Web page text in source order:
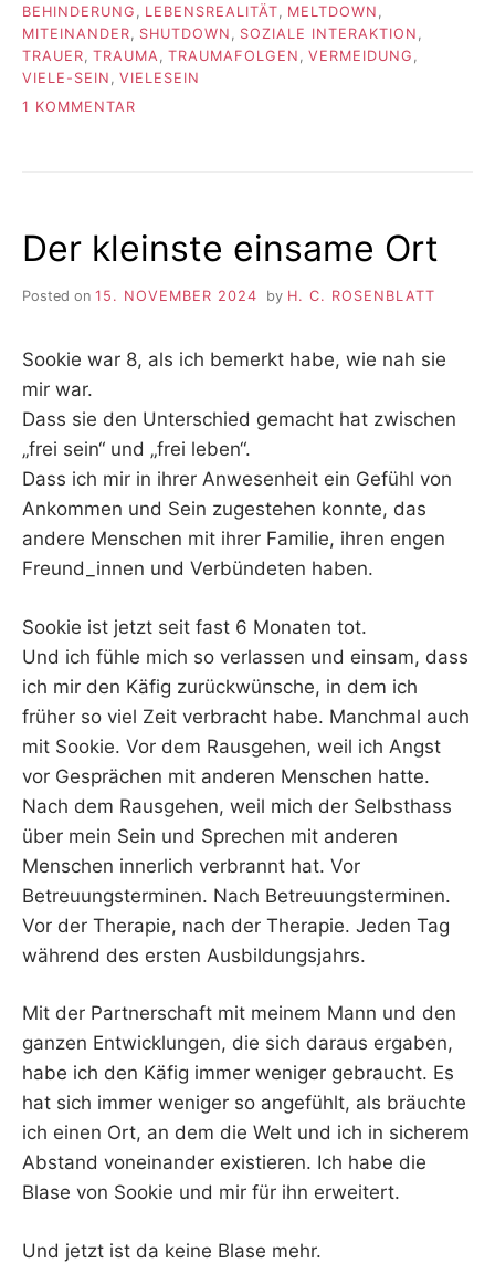
BEHINDERUNG , LEBENSREALITÄT, MELTDOWN ,
MITEINANDER, SHUTDOWN , SOZIALE INTERAKTION ,
TRAUER, TRAUMA, TRAUMAFOLGEN , VERMEIDUNG ,
VIELE-SEIN , VIELESEIN
1 KOMMENTAR
Der kleinste einsame Ort
Posted on 15. NOVEMBER 2024 by H. C. ROSENBLATT
Sookie war 8, als ich bemerkt habe, wie nah sie
mir war.
Dass sie den Unterschied gemacht hat zwischen
„frei sein“ und „frei leben“.
Dass ich mir in ihrer Anwesenheit ein Gefühl von
Ankommen und Sein zugestehen konnte, das
andere Menschen mit ihrer Familie, ihren engen
Freund_innen und Verbündeten haben.
Sookie ist jetzt seit fast 6 Monaten tot.
Und ich fühle mich so verlassen und einsam, dass
ich mir den Käfig zurückwünsche, in dem ich
früher so viel Zeit verbracht habe. Manchmal auch
mit Sookie. Vor dem Rausgehen, weil ich Angst
vor Gesprächen mit anderen Menschen hatte.
Nach dem Rausgehen, weil mich der Selbsthass
über mein Sein und Sprechen mit anderen
Menschen innerlich verbrannt hat. Vor
Betreuungsterminen. Nach Betreuungsterminen.
Vor der Therapie, nach der Therapie. Jeden Tag
während des ersten Ausbildungsjahrs.
Mit der Partnerschaft mit meinem Mann und den
ganzen Entwicklungen, die sich daraus ergaben,
habe ich den Käfig immer weniger gebraucht. Es
hat sich immer weniger so angefühlt, als bräuchte
ich einen Ort, an dem die Welt und ich in sicherem
Abstand voneinander existieren. Ich habe die
Blase von Sookie und mir für ihn erweitert.
Und jetzt ist da keine Blase mehr.